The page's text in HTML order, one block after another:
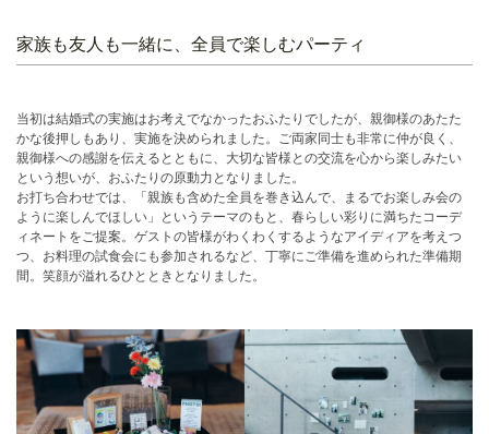
家族も友人も一緒に、全員で楽しむパーティ
当初は結婚式の実施はお考えでなかったおふたりでしたが、親御様のあたた
かな後押しもあり、実施を決められました。ご両家同士も非常に仲が良く、
親御様への感謝を伝えるとともに、大切な皆様との交流を心から楽しみたい
という想いが、おふたりの原動力となりました。
お打ち合わせでは、「親族も含めた全員を巻き込んで、まるでお楽しみ会の
ように楽しんでほしい」というテーマのもと、春らしい彩りに満ちたコーデ
ィネートをご提案。ゲストの皆様がわくわくするようなアイディアを考えつ
つ、お料理の試食会にも参加されるなど、丁寧にご準備を進められた準備期
間。笑顔が溢れるひとときとなりました。